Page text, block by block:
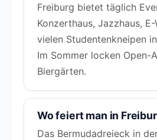
Freiburg bietet täglich
Konzerthaus, Jazzhaus,
vielen Studentenkneipen
Im Sommer locken Open-
Biergärten.
Wo feiert man in
Das Bermudadreieck in